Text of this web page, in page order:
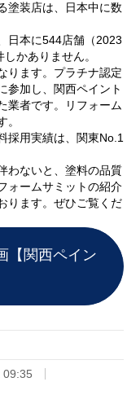
塗装店は、日本中に数
日本に544店舗（2023
かありません。
ります。プラチナ認定
参加し、関西ペイント
業者です。リフォーム
採用実績は、関東No.1
わないと、塗料の品質
ォームサミットの紹介
ります。ぜひご覧くだ
【関西ペイン
09:35